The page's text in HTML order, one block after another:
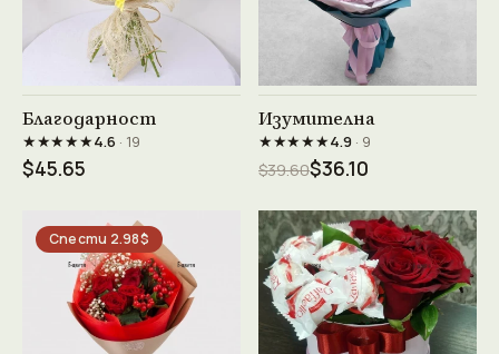
Виж продукта →
Благодарност
★★★★★4.6 · 19
$45.65
Виж продукта →
Изумителна
★★★★★4.9· 9
$39.60$36.10
Спести 2.98$